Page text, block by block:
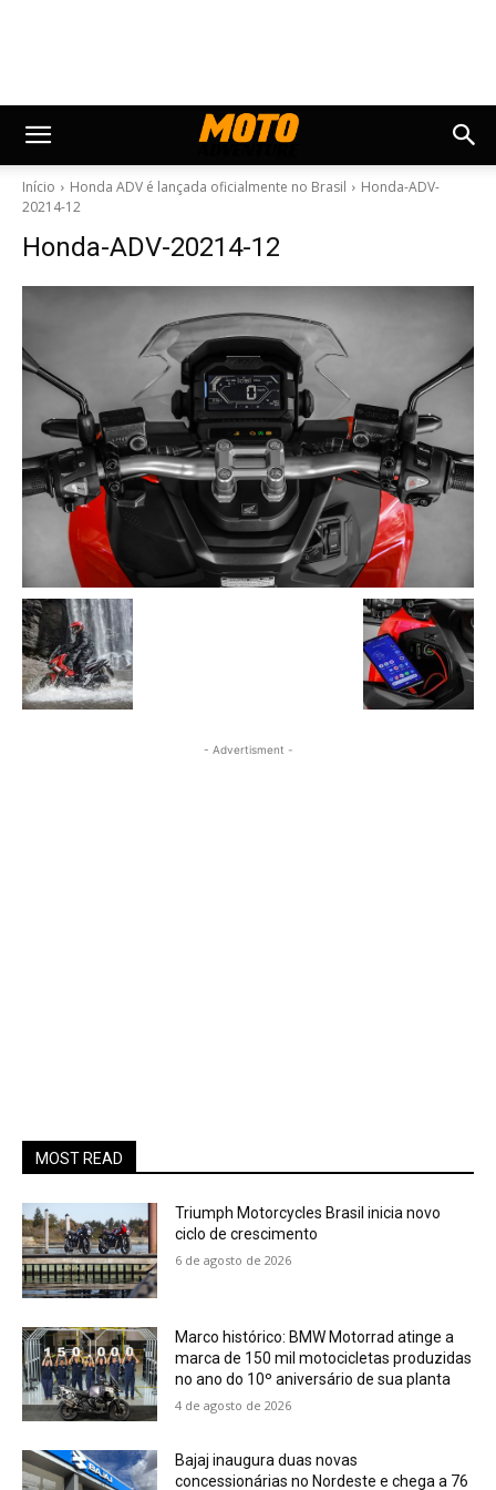
Início Honda ADV é lançada oficialmente no Brasil
Honda-ADV-
20214-12
Honda-ADV-20214-12
- Advertisment -
MOST READ
Triumph Motorcycles Brasil inicia novo
ciclo de crescimento
6 de agosto de 2026
Marco histórico: BMW Motorrad atinge a
marca de 150 mil motocicletas produzidas
no ano do 10º aniversário de sua planta
4 de agosto de 2026
Bajaj inaugura duas novas
concessionárias no Nordeste e chega a 76